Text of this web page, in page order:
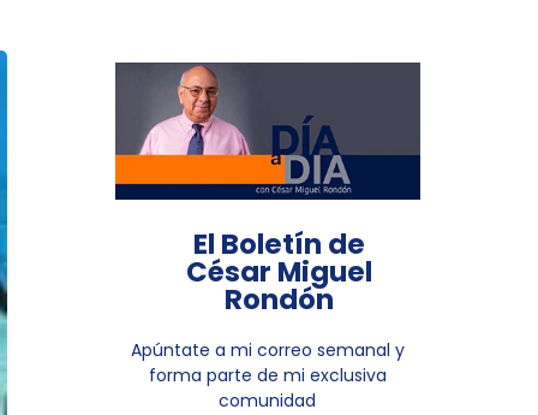
El Boletín de
César Miguel
Rondón
Apúntate a mi correo semanal y
forma parte de mi exclusiva
comunidad